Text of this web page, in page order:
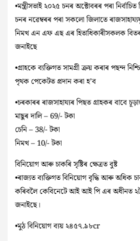
•মন্ত্ৰীসভাই ২০২৫ চনৰ অক্টোবৰৰ পৰা
চনৰ নৱেম্বৰৰ পৰা সকলো জিলাতে
নিমখ এন এফ এছ এৰ হিতাধিকাৰীসকলক
জনাইছে
•গ্ৰাহকে ব্যক্তিগত সামগ্ৰী ক্ৰয় কৰাৰ পছন্দ
পৃথক পেকেটত প্ৰদান কৰা হ’ব
•চৰকাৰৰ ৰাজসাহায্যৰ পিছত গ্ৰাহকৰ বাবে
মাছুৰ দালি – 69/- টকা
চেনি – 38/- টকা
নিমখ – 10/- টকা
বিনিয়োগ আৰু চাকৰি সৃষ্টিৰ ক্ষেত্ৰত বুষ্ট
•ৰাজ্যত ব্যক্তিগত বিনিয়োগ বৃদ্ধি আৰু অধিক
কৰিবলৈ কেবিনেটে আই আই পি এৰ অধীনত
জনাইছে।
•মুঠ বিনিয়োগ ব্যয় ২৪৫৭.৯৮cr